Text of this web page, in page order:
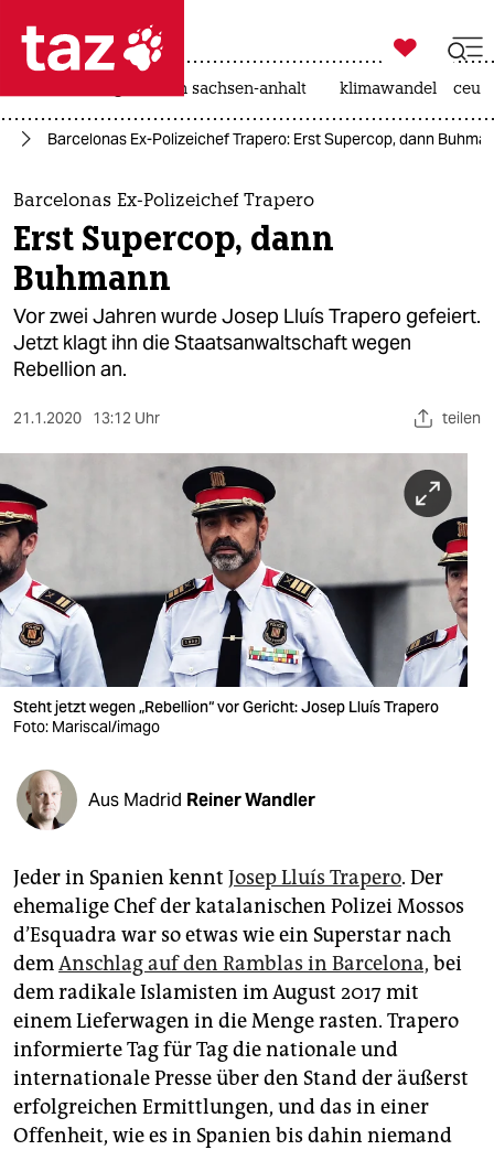
 taz zahl ich
taz zahl ich
themen
politik
öko
gesellschaft
sport
berlin
nord
wahrheit
verlag
verlag
veranstaltungen
shop
fragen & hilfe
unterstützen
abo
genossenschaft
epaper login

taz zahl ich
landtagswahl in sachsen-anhalt klimawandel ceuta
Barcelonas Ex-Polizeichef Trapero: Erst Supercop, dann
Barcelonas Ex-Polizeichef Trapero
Erst Supercop, dann
Buhmann
Vor zwei Jahren wurde Josep Lluís Trapero gefeiert.
Jetzt klagt ihn die Staatsanwaltschaft wegen
Rebellion an.
21.1.2020 13:12 Uhr teilen
Steht jetzt wegen „Rebellion“ vor Gericht: Josep Lluís Trapero
Foto: Mariscal/imago
Aus Madrid Reiner Wandler
Jeder in Spanien kennt Josep Lluís Trapero. Der
ehemalige Chef der katalanischen Polizei Mossos
d’Esquadra war so etwas wie ein Superstar nach
demAnschlag auf den Ramblas in Barcelona, bei
dem radikale Islamisten im August 2017 mit
einem Lieferwagen in die Menge rasten. Trapero
informierte Tag für Tag die nationale und
internationale Presse über den Stand der äußerst
erfolgreichen Ermittlungen, und das in einer
Offenheit, wie es in Spanien bis dahin niemand